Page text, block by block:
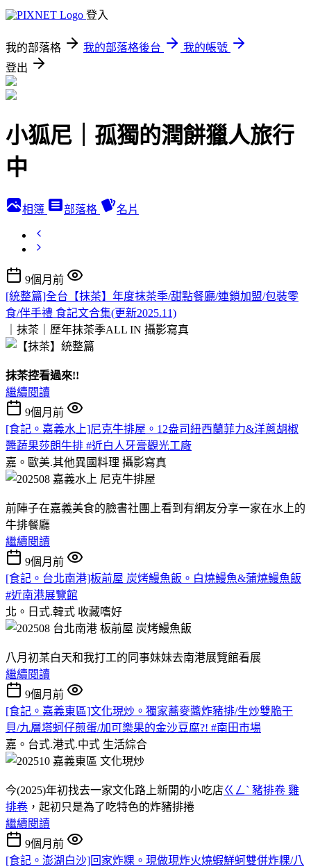
登入
我的部落格 我的部落格後台
我的帳號
登出
小狐尼｜孤獨的潤餅獵人旅行
中
相簿 部落格 名片
9個月前
[統整篇]全台【抹茶】年度抹茶季/甜點餐廳/連鎖加盟/包裝零
食/伴手禮 食記文合集(更新2025.11)
｜抹茶｜歷年抹茶季ALL IN 攝影寫真
抹茶控看過來!!
繼續閱讀
9個月前
[食記。嘉義水上]尼克牛排屋。12盎司紐西蘭菲力&洋蔥胡椒
醬蔬果莎朗牛排 #近白人牙膏觀光工廠
嘉。歐美.其他異國料理 攝影寫真
前陣子在嘉義美食的臉書社團上看到有網友分享一家在水上的
牛排餐廳
繼續閱讀
9個月前
[食記。台北南港]板前屋 炭烤鰻魚飯。白燒鰻魚&蒲燒鰻魚飯
#近南港展覽館
北。日式.韓式 收藏嗜好
八月初某白天和我打工的同事妹妹去南港展覽館看展
繼續閱讀
9個月前
[食記。嘉義東區]文化現炒。獨家蕎麥醬炸豬排/生炒雙脆干
貝/九層塔蚵仔煎蛋/加可樂果的金沙豆腐?! #南田市場
嘉。台式.港式.中式 生活綜合
今(2025)年初找去一家文化路上新開的小吃店ㄍㄥˋ 豬排卷 雞
排卷 ，起初只是為了吃特色的炸豬排捲
繼續閱讀
9個月前
[食記。澎湖白沙]回家炸粿。現做現炸火燒蝦鮮蚵雙併炸粿/八